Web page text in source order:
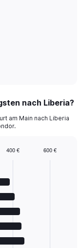
nach Liberia?
am Main nach Liberia
400 € 600 €